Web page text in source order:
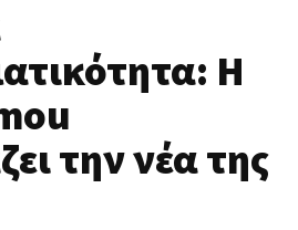
Η
την νέα της